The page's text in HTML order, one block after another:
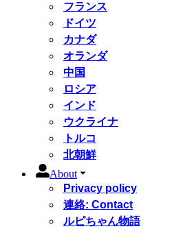
フランス
ドイツ
カナダ
オランダ
中国
ロシア
インド
ウクライナ
トルコ
北朝鮮
About
Privacy policy
連絡: Contact
ルピちゃん物語